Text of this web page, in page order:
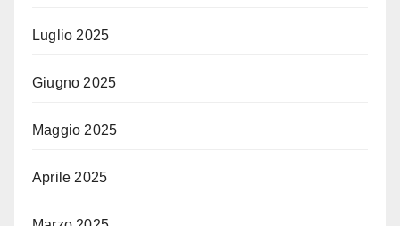
Luglio 2025
Giugno 2025
Maggio 2025
Aprile 2025